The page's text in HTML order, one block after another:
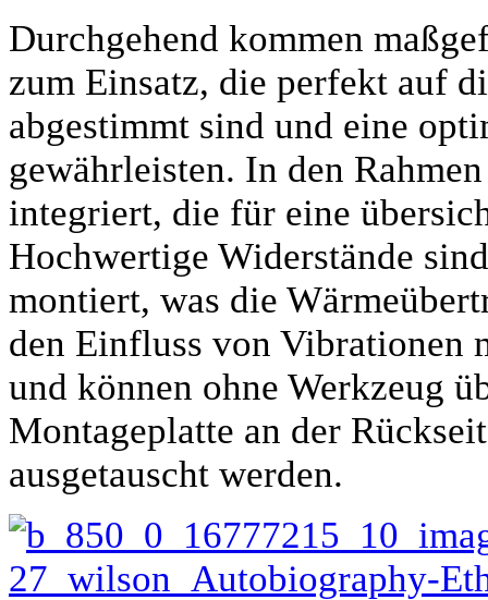
Durchgehend kommen
zum Einsatz, die perfekt auf
abgestimmt sind und eine
gewährleisten. In den
integriert, die für eine
Hochwertige Widerstände
montiert, was die
den Einfluss von Vibrationen
und können ohne Werkzeug
Montageplatte an der
ausgetauscht werden.